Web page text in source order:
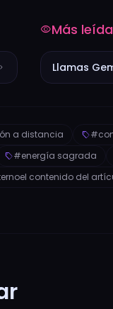
chevron_right
visibilityMás
Llamas
a distancia sell
sell#energía sagrada
contenido del